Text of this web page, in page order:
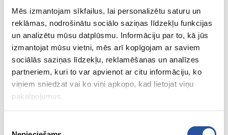
Mēs izmantojam sīkfailus, lai personalizētu saturu un
reklāmas, nodrošinātu sociālo saziņas līdzekļu funkcijas
un analizētu mūsu datplūsmu. Informāciju par to, kā jūs
izmantojat mūsu vietni, mēs arī kopīgojam ar saviem
sociālās saziņas līdzekļu, reklamēšanas un analīzes
partneriem, kuri to var apvienot ar citu informāciju, ko
viņiem sniedzat vai ko viņi apkopo, kad lietojat viņu
pakalpojumus.
An online store with great prices and quality
products, where customer satisfaction is our
main value.
Everything for your home and
garden!